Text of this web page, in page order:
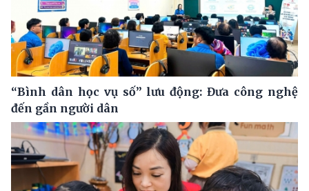
“Bình dân học vụ số” lưu động: Đưa công nghệ
đến gần người dân